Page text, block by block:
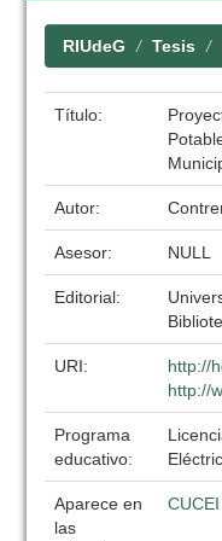
RIUdeG Tesis
Título:
Autor:
Asesor: NULL
Editorial:
URI:
http://
http://
Programa
educativo:
Aparece en
las
CUCEI